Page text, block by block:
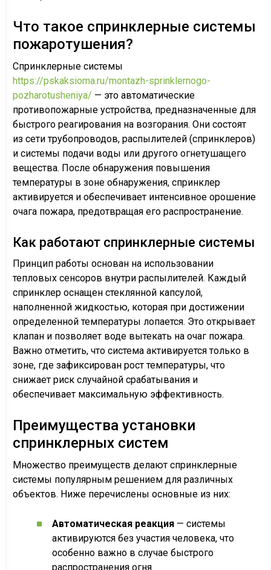
Что такое спринклерные системы
пожаротушения?
Спринклерные системы
https://pskaksioma.ru/montazh-sprinklernogo-
pozharotusheniya/ — это автоматические
противопожарные устройства, предназначенные для
быстрого реагирования на возгорания. Они состоят
из сети трубопроводов, распылителей (спринклеров)
и системы подачи воды или другого огнетушащего
вещества. После обнаружения повышения
температуры в зоне обнаружения, спринклер
активируется и обеспечивает интенсивное орошение
очага пожара, предотвращая его распространение.
Как работают спринклерные системы
Принцип работы основан на использовании
тепловых сенсоров внутри распылителей. Каждый
спринклер оснащен стеклянной капсулой,
наполненной жидкостью, которая при достижении
определенной температуры лопается. Это открывает
клапан и позволяет воде вытекать на очаг пожара.
Важно отметить, что система активируется только в
зоне, где зафиксирован рост температуры, что
снижает риск случайной срабатывания и
обеспечивает максимальную эффективность.
Преимущества установки
спринклерных систем
Множество преимуществ делают спринклерные
системы популярным решением для различных
объектов. Ниже перечислены основные из них:
Автоматическая реакция— системы
активируются без участия человека, что
особенно важно в случае быстрого
распространения огня.